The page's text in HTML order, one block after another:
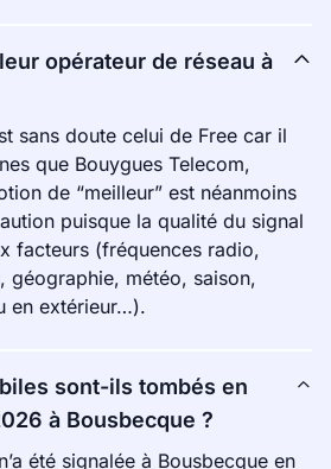
opérateur de réseau à
sans doute celui de Free car il
que Bouygues Telecom,
de “meilleur” est néanmoins
puisque la qualité du signal
facteurs (fréquences radio,
géographie, météo, saison,
en extérieur…).
sont-ils tombés en
à Bousbecque ?
été signalée à Bousbecque en